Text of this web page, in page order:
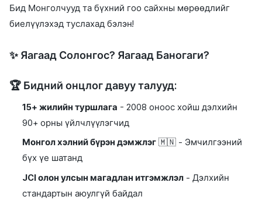
Бид Монголчууд та бүхний гоо сайхны мөрөөдлийг
биелүүлэхэд туслахад бэлэн!
✨ Яагаад Солонгос? Яагаад Баногаги?
🏆 Бидний онцлог давуу талууд:
15+ жилийн туршлага - 2008 оноос хойш дэлхийн
90+ орны үйлчлүүлэгчид
Монгол хэлний бүрэн дэмжлэг 🇲🇳 - Эмчилгээний
бүх үе шатанд
JCI олон улсын магадлан итгэмжлэл - Дэлхийн
стандартын аюулгүй байдал